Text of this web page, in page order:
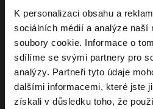
K personalizaci obsahu a
sociálních médií a analýze
soubory cookie. Informace o
sdílíme se svými partnery pro
analýzy. Partneři tyto údaje
dalšími informacemi, které jste
získali v důsledku toho, že